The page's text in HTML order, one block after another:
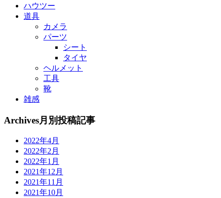
ハウツー
道具
カメラ
パーツ
シート
タイヤ
ヘルメット
工具
靴
雑感
Archives月別投稿記事
2022年4月
2022年2月
2022年1月
2021年12月
2021年11月
2021年10月